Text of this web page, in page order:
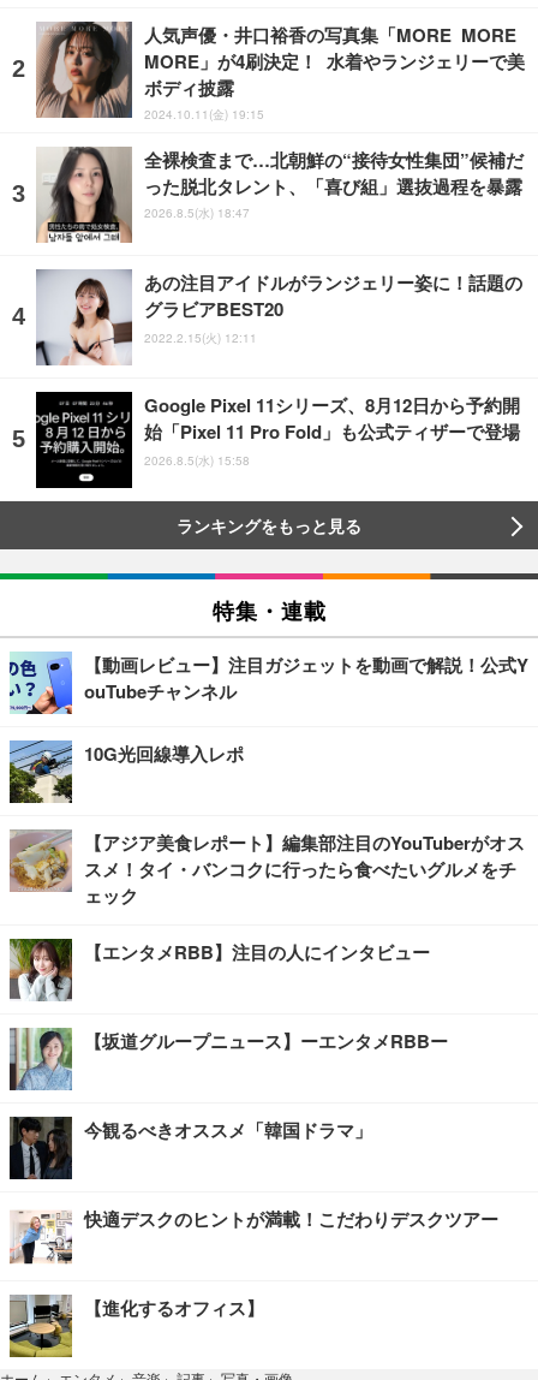
人気声優・井口裕香の写真集「MORE MORE
MORE」が4刷決定！ 水着やランジェリーで美
ボディ披露
2024.10.11(金) 19:15
全裸検査まで…北朝鮮の“接待女性集団”候補だ
った脱北タレント、「喜び組」選抜過程を暴露
2026.8.5(水) 18:47
あの注目アイドルがランジェリー姿に！話題の
グラビアBEST20
2022.2.15(火) 12:11
Google Pixel 11シリーズ、8月12日から予約開
始「Pixel 11 Pro Fold」も公式ティザーで登場
2026.8.5(水) 15:58
ランキングをもっと見る
特集・連載
【動画レビュー】注目ガジェットを動画で解説！公式Y
ouTubeチャンネル
10G光回線導入レポ
【アジア美食レポート】編集部注目のYouTuberがオス
スメ！タイ・バンコクに行ったら食べたいグルメをチ
ェック
【エンタメRBB】注目の人にインタビュー
【坂道グループニュース】ーエンタメRBBー
今観るべきオススメ「韓国ドラマ」
快適デスクのヒントが満載！こだわりデスクツアー
【進化するオフィス】